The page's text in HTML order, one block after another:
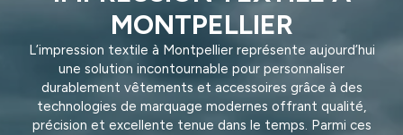
MONTPELLIER
L’impression textile à Montpellier représente aujourd’hui
une solution incontournable pour personnaliser
durablement vêtements et accessoires grâce à des
technologies de marquage modernes offrant qualité,
précision et excellente tenue dans le temps. Parmi ces